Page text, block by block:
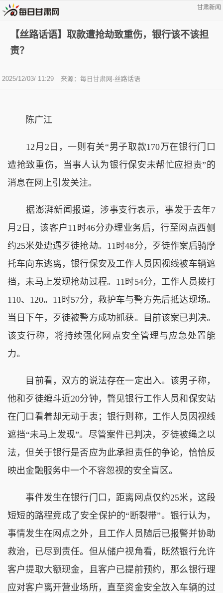
甘肃新闻
【丝路话语】取款遭抢劫致重伤，银行该不该担
责？
2025/12/03/ 11:29 来源： 每日甘肃网-丝路话语
陈广江
12月2日，一则有关“男子取款170万在银行门口
遭抢致重伤，当事人认为银行保安未帮忙应担责”的
消息在网上引发关注。
据澎湃新闻报道，涉事支行表示，事发于去年7
月2日，该客户11时46分办理业务后，行至网点西侧
约25米处遭遇歹徒抢劫。11时48分，歹徒作案后骑摩
托车向东逃离，银行保安及工作人员因视线被车辆遮
挡，未马上发现抢劫过程。11时54分，工作人员拨打
110、120。11时57分，救护车与警方先后抵达现场。
当日下午，歹徒被警方成功抓获。目前该案已判决。
该支行称，将持续强化网点安全管理与应急处置能
力。
目前看，双方的说法存在一定出入。该男子称，
他和歹徒缠斗近20分钟，瞥见银行工作人员和保安站
在门口看着却无动于衷；银行则称，工作人员因视线
遮挡“未马上发现”。尽管案件已判决，歹徒被绳之以
法，但关于银行是否应为此承担责任的争论，恰恰反
映出金融服务中一个不容忽视的安全盲区。
事件发生在银行门口，距离网点仅约25米，这段
短短的路程竟成了安全保护的“断裂带”。银行认为，
事情发生在网点之外，且工作人员随后已报警并协助
救治，已尽到责任。但从储户视角看，既然银行允许
客户提取大额现金，且客户已提前预约，那么银行理
应对客户离开营业场所，直至资金安全放入车辆的过